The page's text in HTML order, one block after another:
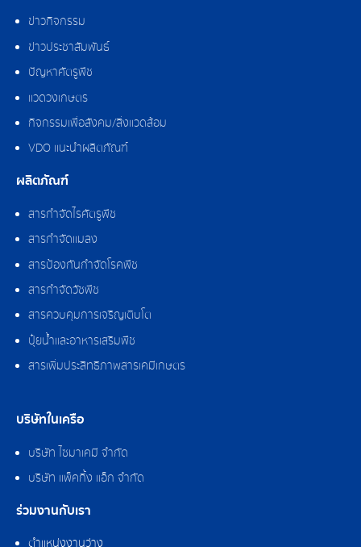
ข่าวกิจกรรม
ข่าวประชาสัมพันธ์
ปัญหาศัตรูพืช
แวดวงเกษตร
กิจกรรมเพื่อสังคม/สิ่งแวดล้อม
VDO แนะนำผลิตภัณฑ์
ผลิตภัณฑ์
สารกำจัดไรศัตรูพืช
สารกำจัดแมลง
สารป้องกันกำจัดโรคพืช
สารกำจัดวัชพืช
สารควบคุมการเจริญเติบโต
ปุ๋ยน้ำและอาหารเสริมพืช
สารเพิ่มประสิทธิภาพสารเคมีเกษตร
บริษัทในเครือ
บริษัท ไซมาเคมี จำกัด
บริษัท แพ็คกิ้ง แอ็ก จำกัด
ร่วมงานกับเรา